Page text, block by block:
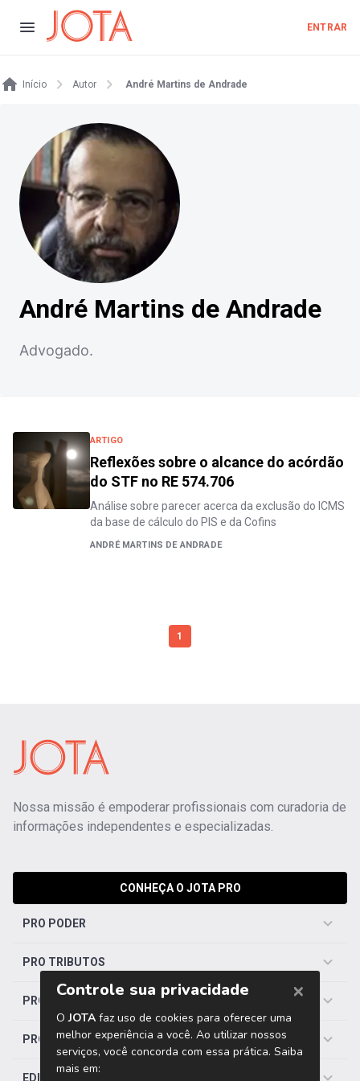
ENTRAR
Início Autor André Martins de Andrade
André Martins de Andrade
Advogado.
ARTIGO
Reflexões sobre o alcance do acórdão
do STF no RE 574.706
Análise sobre parecer acerca da exclusão do ICMS
da base de cálculo do PIS e da Cofins
ANDRÉ MARTINS DE ANDRADE
1
Nossa missão é empoderar profissionais com curadoria de
informações independentes e especializadas.
CONHEÇA O JOTA PRO
PRO PODER
PRO TRIBUTOS
PRO TRABALHISTA
PRO SAÚDE
EDITORIAS